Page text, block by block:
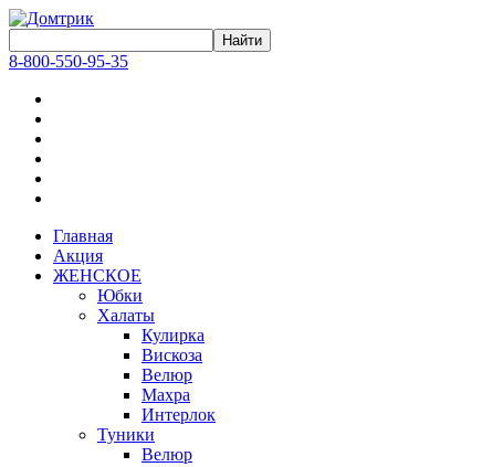
8-800-550-95-35
Главная
Акция
ЖЕНСКОЕ
Юбки
Халаты
Кулирка
Вискоза
Велюр
Махра
Интерлок
Туники
Велюр